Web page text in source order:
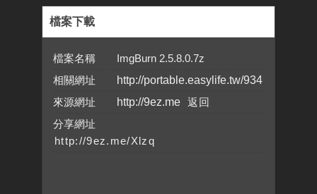
檔案下載
檔案名稱 ImgBurn 2.5.8.0.7z
相關網址
http://portable.easylife.tw/934
來源網址
http://9ez.me
分享網址